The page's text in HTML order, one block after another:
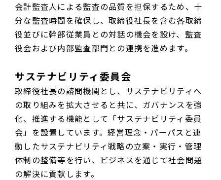
会計監査人による監査の品質を担保するため、十
分な監査時間を確保し、取締役社長を含む各取締
役並びに幹部従業員との対話の機会を設け、監査
役会および内部監査部門との連携を進めます。
サステナビリティ委員会
取締役社長の諮問機関とし、サステナビリティへ
の取り組みを拡大させると共に、ガバナンスを強
化、推進する機能として「サステナビリティ委員
会」を設置しています。経営理念・パーパスと連
動したサステナビリティ戦略の立案・実行・管理
体制の整備等を行い、ビジネスを通じて社会問題
の解決に貢献します。